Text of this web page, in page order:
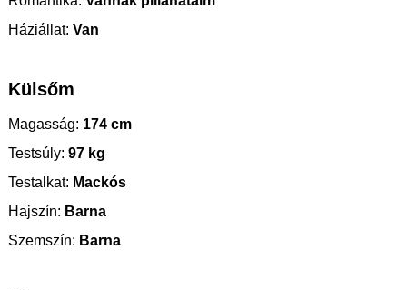
Háziállat: Van
Külsőm
Magasság: 174 cm
Testsúly: 97 kg
Testalkat: Mackós
Hajszín: Barna
Szemszín: Barna